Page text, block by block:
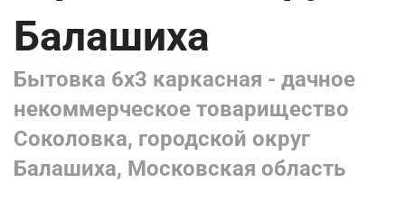
Балашиха
Бытовка 6х3 каркасная - дачное
некоммерческое товарищество
Соколовка, городской округ
Балашиха, Московская область